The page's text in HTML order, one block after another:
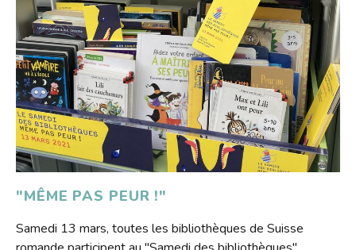
Jeux vidéo
Lire dans d'autres langues
Livres numériques
Mangas
Lire autrement
Propositions d'achat
Emprunter
Prolonger
Réserver
Pour les classes
Tarifs
Dons de livres
HORAIRES
Le Bibliobus
Présentation
Actualités
Newsletter
Missions
Historique
Anecdotes
L'association
Galerie
Photos
Vidéos
Radio
Ensemble !
"MÊME PAS PEUR !"
Samedi 13 mars, toutes les bibliothèques de Suisse